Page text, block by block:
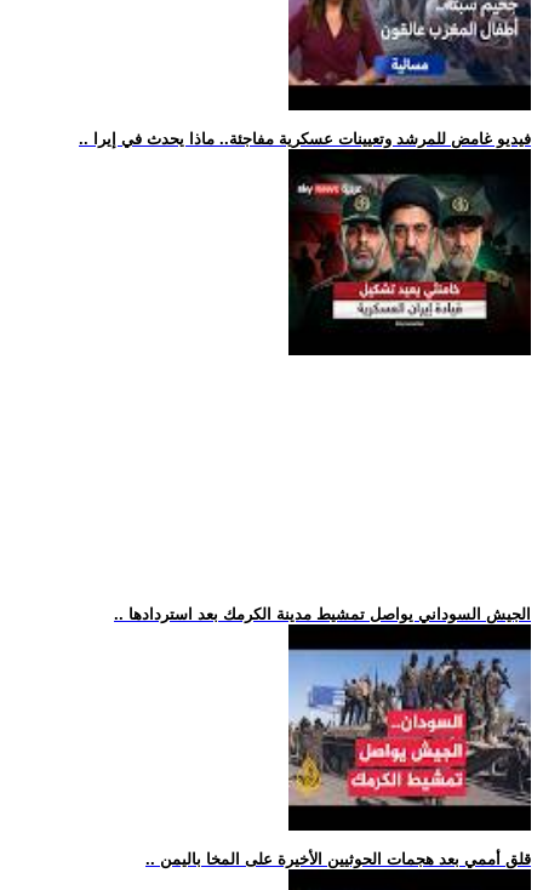
.. فيديو غامض للمرشد وتعيينات عسكرية مفاجئة.. ماذا يحدث في إيرا
.. الجيش السوداني يواصل تمشيط مدينة الكرمك بعد استردادها
.. قلق أممي بعد هجمات الحوثيين الأخيرة على المخا باليمن